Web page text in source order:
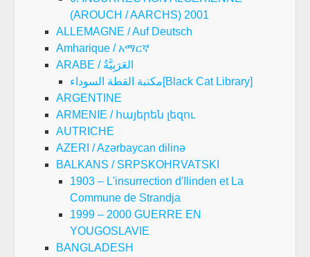
(AROUCH / AARCHS) 2001
ALLEMAGNE / Auf Deutsch
Amharique / አማርኛ
ARABE / العَرَبِيَّةُ
مكتبة القطة السوداء[Black Cat Library]
ARGENTINE
ARMENIE / հայերեն լեզու
AUTRICHE
AZERI / Azərbaycan dilinə
BALKANS / SRPSKOHRVATSKI
1903 – L'insurrection d'Ilinden et La
Commune de Strandja
1999 – 2000 GUERRE EN
YOUGOSLAVIE
BANGLADESH